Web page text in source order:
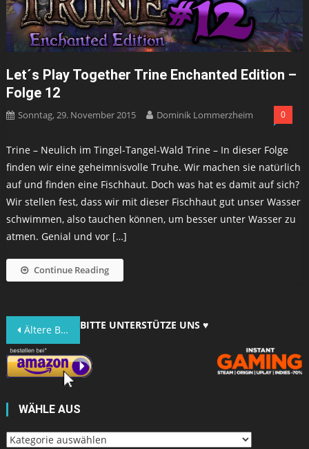
Let´s Play Together Trine Enchanted Edition –
Folge 12
Sonntag, 29. November 2015 Dominik Lommerzheim 0
Trine – Neulich im Tingel-Tangel-Wald Trine – In dieser Folge
finden wir eine geheimnisvolle Truhe. Wir machen sie natürlich
auf und finden eine Fischhaut. Doch was hat es damit auf sich?
Wir stellen fest, dass wir mit dieser Fischhaut gut unser Wasser
schwimmen, also tauchen können, um besser unter Wasser zu
atmen. Genial und vor […]
Continue Reading
Beitragsnavigation
Ältere Beiträge BITTE UNTERSTÜTZE UNS ♥
WÄHLE AUS
Wähle